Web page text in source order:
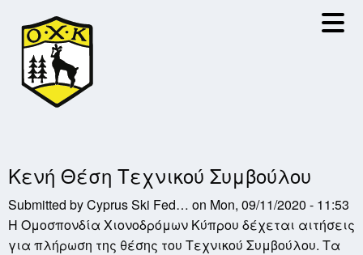
main
content
Κενή Θέση Τεχνικού Συμβούλου
Submitted byCyprus Ski Fed… on Mon, 09/11/2020 - 11:53
Η Ομοσπονδία Χιονοδρόμων Κύπρου δέχεται αιτήσεις
για πλήρωση της θέσης του Τεχνικού Συμβούλου. Τα